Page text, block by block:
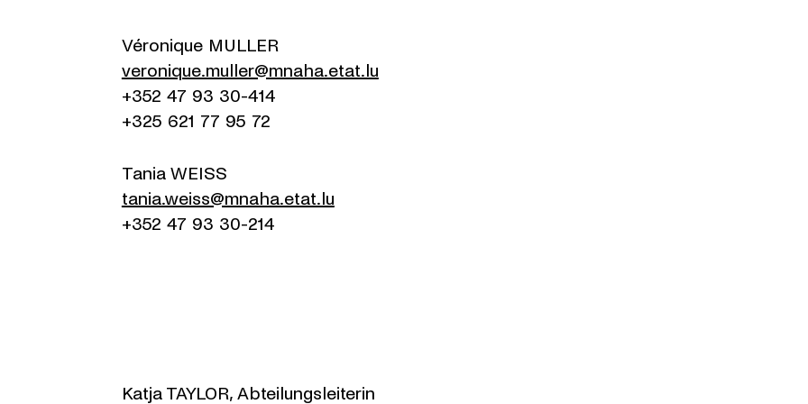
Véronique MULLER
veronique.muller@mnaha.etat.lu
+352 47 93 30-414
+325 621 77 95 72
Tania WEISS
tania.weiss@mnaha.etat.lu
+352 47 93 30-214
Katja TAYLOR, Abteilungsleiterin